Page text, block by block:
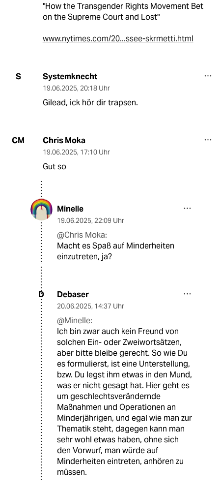
"How the Transgender Rights Movement Bet
on the Supreme Court and Lost"
www.nytimes.com/20...ssee-skrmetti.html
S Systemknecht
19.06.2025, 20:18 Uhr
Gilead, ick hör dir trapsen.
CM Chris Moka
19.06.2025, 17:10 Uhr
Gut so
Minelle
19.06.2025, 22:09 Uhr
@Chris Moka:
Macht es Spaß auf Minderheiten
einzutreten, ja?
D Debaser
20.06.2025, 14:37 Uhr
@Minelle:
Ich bin zwar auch kein Freund von
solchen Ein- oder Zweiwortsätzen,
aber bitte bleibe gerecht. So wie Du
es formulierst, ist eine Unterstellung,
bzw. Du legst ihm etwas in den Mund,
was er nicht gesagt hat. Hier geht es
um geschlechtsverändernde
Maßnahmen und Operationen an
Minderjährigen, und egal wie man zur
Thematik steht, dagegen kann man
sehr wohl etwas haben, ohne sich
den Vorwurf, man würde auf
Minderheiten eintreten, anhören zu
müssen.